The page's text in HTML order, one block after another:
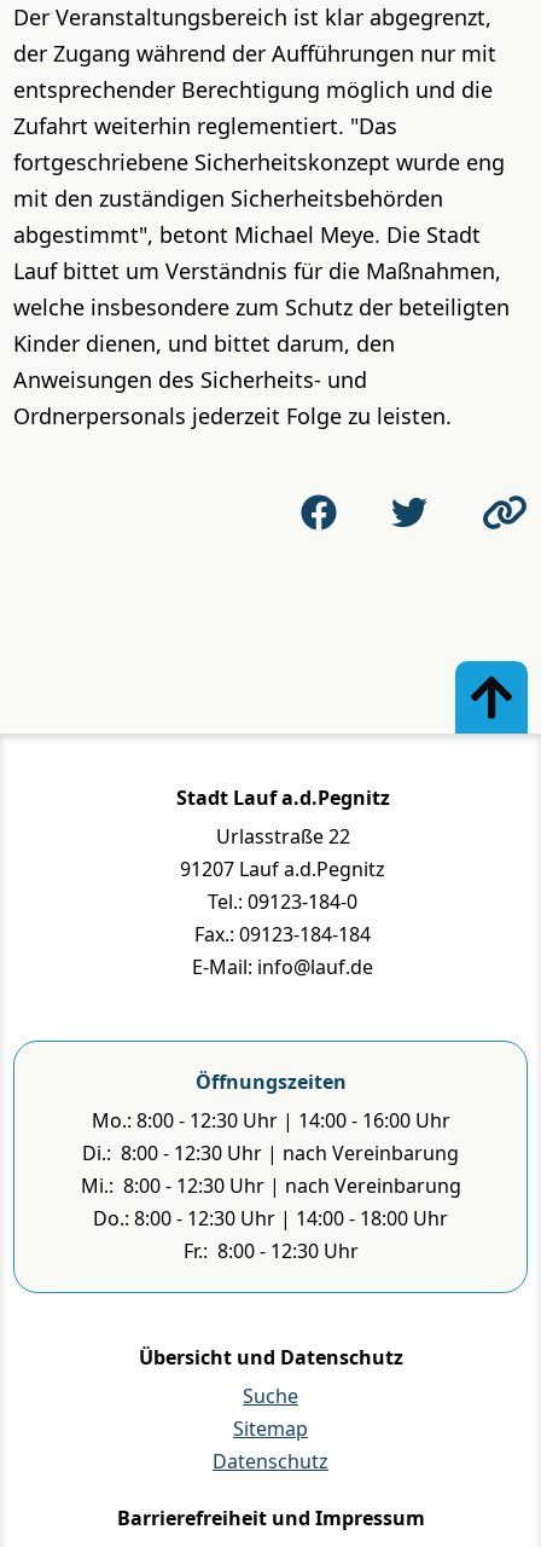
Der Veranstaltungsbereich ist klar abgegrenzt,
der Zugang während der Aufführungen nur mit
entsprechender Berechtigung möglich und die
Zufahrt weiterhin reglementiert. "Das
fortgeschriebene Sicherheitskonzept wurde eng
mit den zuständigen Sicherheitsbehörden
abgestimmt", betont Michael Meye. Die Stadt
Lauf bittet um Verständnis für die Maßnahmen,
welche insbesondere zum Schutz der beteiligten
Kinder dienen, und bittet darum, den
Anweisungen des Sicherheits- und
Ordnerpersonals jederzeit Folge zu leisten.
Stadt Lauf a.d.Pegnitz
Urlasstraße 22
91207 Lauf a.d.Pegnitz
Tel.: 09123-184-0
Fax.: 09123-184-184
E-Mail: info@lauf.de
Öffnungszeiten
Mo.: 8:00 - 12:30 Uhr | 14:00 - 16:00 Uhr
Di.: 8:00 - 12:30 Uhr | nach Vereinbarung
Mi.: 8:00 - 12:30 Uhr | nach Vereinbarung
Do.: 8:00 - 12:30 Uhr | 14:00 - 18:00 Uhr
Fr.: 8:00 - 12:30 Uhr
Übersicht und Datenschutz
Suche
Sitemap
Datenschutz
Barrierefreiheit und Impressum